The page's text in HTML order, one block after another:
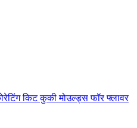
किट कुकी मोउल्ड्स फॉर फ्लावर